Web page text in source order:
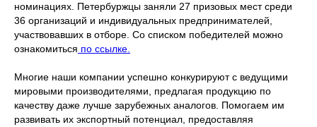
номинациях. Петербуржцы заняли 27 призовых мест среди
36 организаций и индивидуальных предпринимателей,
участвовавших в отборе. Со списком победителей можно
ознакомиться по ссылке.
Многие наши компании успешно конкурируют с ведущими
мировыми производителями, предлагая продукцию по
качеству даже лучше зарубежных аналогов. Помогаем им
развивать их экспортный потенциал, предоставляя